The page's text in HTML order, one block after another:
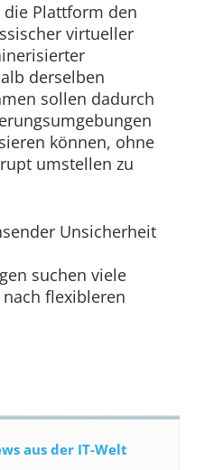
Plattform den
virtueller
derselben
sollen dadurch
können, ohne
umstellen zu
Unsicherheit
suchen viele
flexibleren
aus der IT-Welt